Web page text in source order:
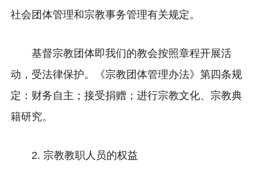
社会团体管理和宗教事务管理有关规定。
基督宗教团体即我们的教会按照章程开展活
动，受法律保护。《宗教团体管理办法》第四条规
定： 财务自主； 接受捐赠； 进行宗教文化、宗教典
籍研究。
2. 宗教教职人员的权益